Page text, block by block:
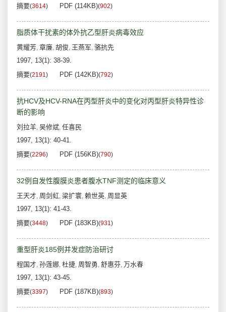
摘要(3614) PDF (114KB)(902)
脂质体干扰素的体外抗乙型肝炎病毒效应
黄耀芳, 章廉, 胡俊, 王燕军, 骆抗先
1997, 13(1): 38-39.
摘要(2191) PDF (142KB)(792)
抗HCV及HCV-RNA在丙型肝炎中的变化对丙型肝炎特异性诊
断的影响
刘拉羊, 吴修斌, 任喜民
1997, 13(1): 40-41.
摘要(2296) PDF (156KB)(790)
32例自发性腹膜炎患者腹水TNF测定的临床意义
王天才, 周剑虹, 梁扩寰, 赖世英, 周显英
1997, 13(1): 41-43.
摘要(3448) PDF (183KB)(931)
重型肝炎185例并发症防治研讨
程国才, 孙莲娜, 杜捷, 周智勇, 舒惠芬, 万水春
1997, 13(1): 43-45.
摘要(3397) PDF (187KB)(893)